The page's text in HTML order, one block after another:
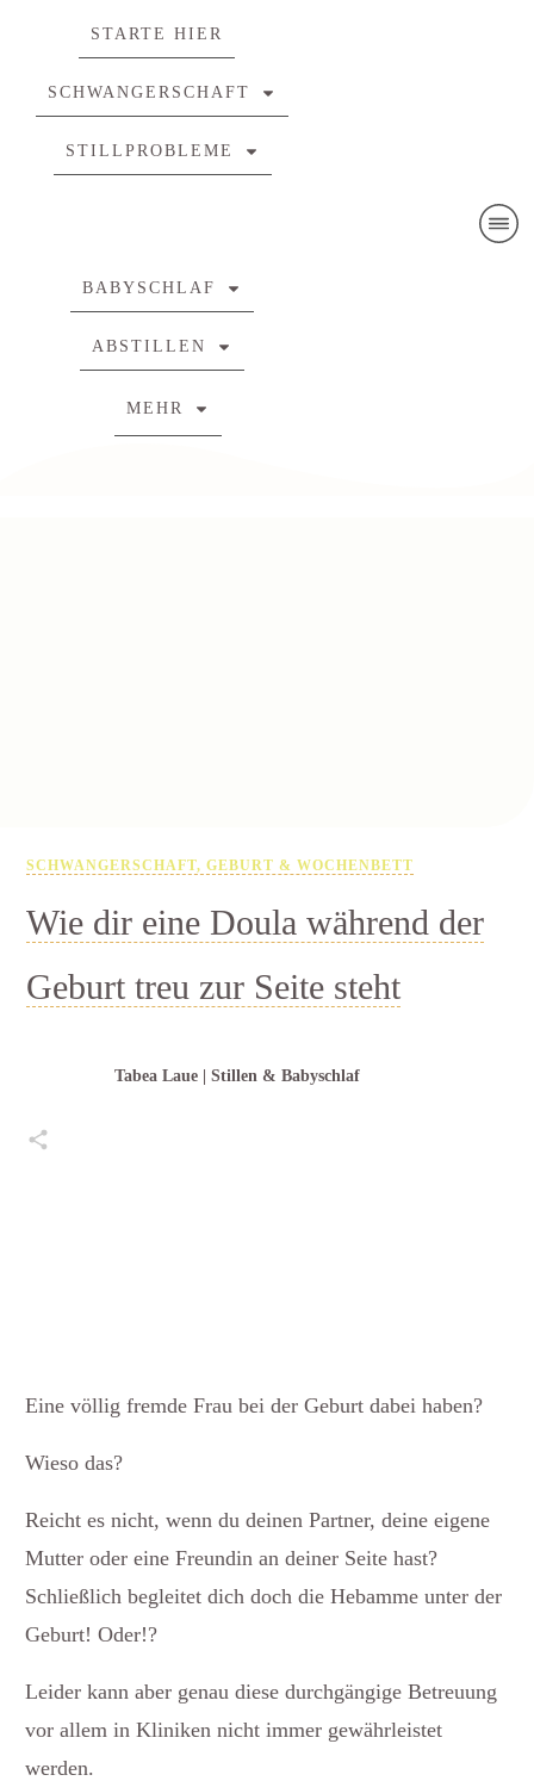
STARTE HIER
SCHWANGERSCHAFT
STILLPROBLEME
BABYSCHLAF
ABSTILLEN
MEHR
SCHWANGERSCHAFT, GEBURT & WOCHENBETT
Wie dir eine Doula während der
Geburt treu zur Seite steht
Tabea Laue | Stillen & Babyschlaf
Eine völlig fremde Frau bei der Geburt dabei haben?
Wieso das?
Reicht es nicht, wenn du deinen Partner, deine eigene
Mutter oder eine Freundin an deiner Seite hast?
Schließlich begleitet dich doch die Hebamme unter der
Geburt! Oder!?
Leider kann aber genau diese durchgängige Betreuung
vor allem in Kliniken nicht immer gewährleistet
werden.